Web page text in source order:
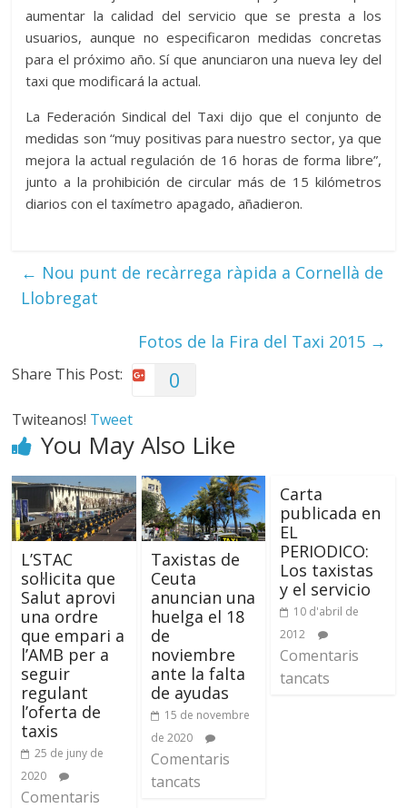
aumentar la calidad del servicio que se presta a los
usuarios, aunque no especificaron medidas concretas
para el próximo año. Sí que anunciaron una nueva ley del
taxi que modificará la actual.
La Federación Sindical del Taxi dijo que el conjunto de
medidas son “muy positivas para nuestro sector, ya que
mejora la actual regulación de 16 horas de forma libre”,
junto a la prohibición de circular más de 15 kilómetros
diarios con el taxímetro apagado, añadieron.
← Nou punt de recàrrega ràpida a Cornellà de
Llobregat
Fotos de la Fira del Taxi 2015 →
Share This Post: 0
Twiteanos! Tweet
You May Also Like
L’STAC
sol·licita que
Salut aprovi
una ordre
que empari a
l’AMB per a
seguir
regulant
l’oferta de
taxis
25 de juny de
2020
Comentaris
Taxistas de
Ceuta
anuncian una
huelga el 18
de
noviembre
ante la falta
de ayudas
15 de novembre
de 2020
Comentaris
tancats
Carta
publicada en
EL
PERIODICO:
Los taxistas
y el servicio
10 d'abril de
2012
Comentaris
tancats